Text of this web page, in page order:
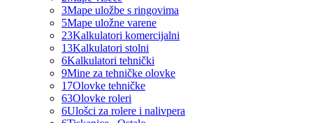
3Mape uložbe s ringovima
5Mape uložne varene
23Kalkulatori komercijalni
13Kalkulatori stolni
6Kalkulatori tehnički
9Mine za tehničke olovke
17Olovke tehničke
63Olovke roleri
6Ulošci za rolere i nalivpera